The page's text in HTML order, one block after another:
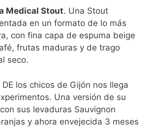
Medical Stout. Una Stout
en un formato de lo más
con fina capa de espuma beige
frutas maduras y de trago
seco.
DE los chicos de Gijón nos llega
Una versión de su
sus levaduras Sauvignon
y ahora envejecida 3 meses